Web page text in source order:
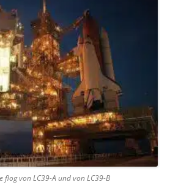
flog von LC39-A und von LC39-B